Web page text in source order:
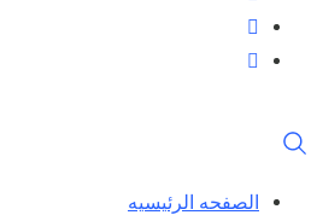
الصفحه الرئيسيه